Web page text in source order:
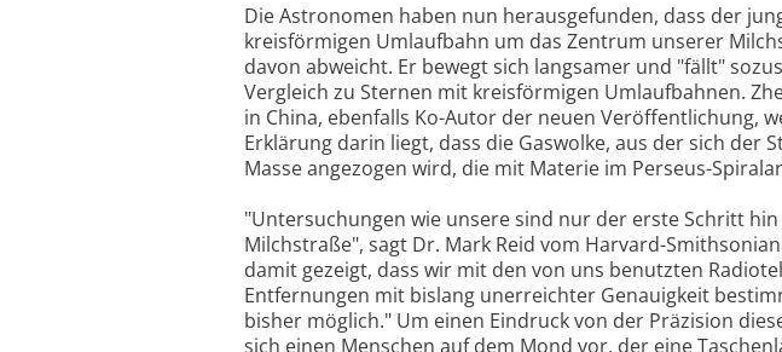
Die Astronomen haben nun herausgefunden, dass der
kreisförmigen Umlaufbahn um das Zentrum unserer
davon abweicht. Er bewegt sich langsamer und "fällt"
Vergleich zu Sternen mit kreisförmigen Umlaufbahnen.
in China, ebenfalls Ko-Autor der neuen Veröffentlichung,
Erklärung darin liegt, dass die Gaswolke, aus der sich der
Masse angezogen wird, die mit Materie im Perseus-
"Untersuchungen wie unsere sind nur der erste Schritt
Milchstraße", sagt Dr. Mark Reid vom Harvard-
damit gezeigt, dass wir mit den von uns benutzten
Entfernungen mit bislang unerreichter Genauigkeit
bisher möglich." Um einen Eindruck von der Präzision
sich einen Menschen auf dem Mond vor, der eine